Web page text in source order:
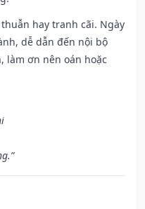
hay tranh cãi. Ngày
dễ dẫn đến nội bộ
làm ơn nên oán hoặc